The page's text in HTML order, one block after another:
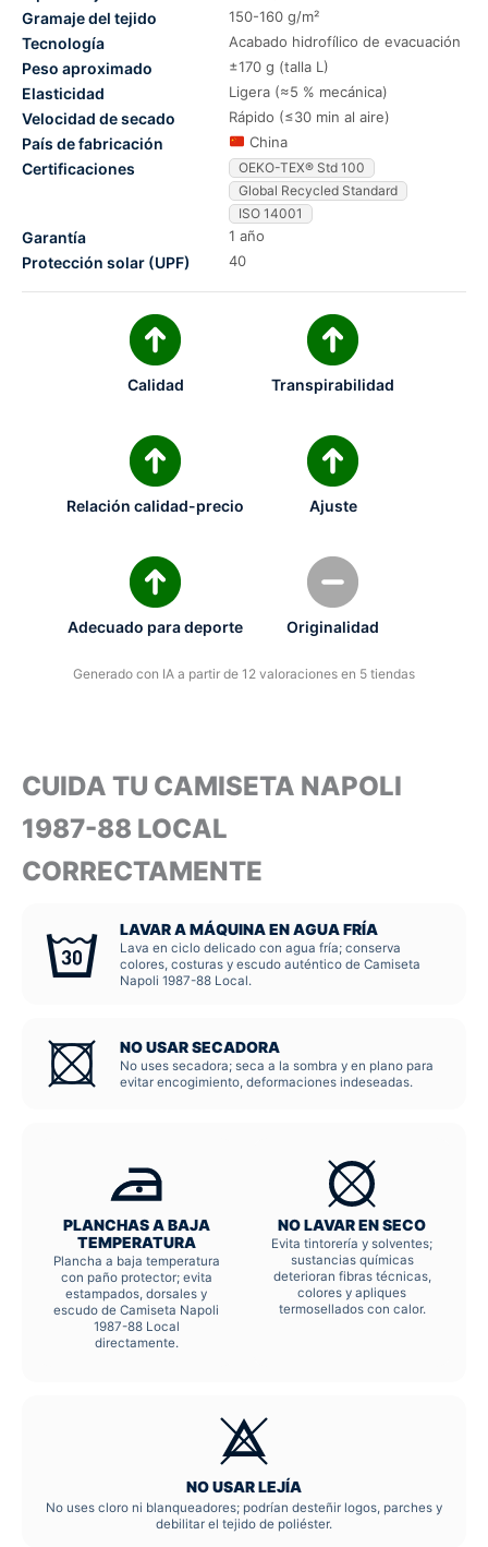
Gramaje del tejido 150-160 g/m²
Tecnología Acabado hidrofílico de evacuación
Peso aproximado ±170 g (talla L)
Elasticidad Ligera (≈5 % mecánica)
Velocidad de secado Rápido (≤30 min al aire)
País de fabricación China
Certificaciones
OEKO-TEX® Std 100
Global Recycled Standard
ISO 14001
Garantía 1 año
Protección solar (UPF) 40
Calidad Transpirabilidad
Relación calidad-precio Ajuste
Adecuado para deporte Originalidad
Generado con IA a partir de 12 valoraciones en 5 tiendas
CUIDA TU CAMISETA NAPOLI
1987-88 LOCAL
CORRECTAMENTE
LAVAR A MÁQUINA EN AGUA FRÍA
Lava en ciclo delicado con agua fría; conserva
colores, costuras y escudo auténtico de Camiseta
Napoli 1987-88 Local.
NO USAR SECADORA
No uses secadora; seca a la sombra y en plano para
evitar encogimiento, deformaciones indeseadas.
PLANCHAS A BAJA
TEMPERATURA
Plancha a baja temperatura
con paño protector; evita
estampados, dorsales y
escudo de Camiseta Napoli
1987-88 Local
directamente.
NO LAVAR EN SECO
Evita tintorería y solventes;
sustancias químicas
deterioran fibras técnicas,
colores y apliques
termosellados con calor.
NO USAR LEJÍA
No uses cloro ni blanqueadores; podrían desteñir logos, parches y
debilitar el tejido de poliéster.